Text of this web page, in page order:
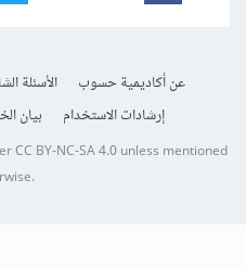
عن أكاديمية حسوب الأسئلة
إرشادات الاستخدام
بيان
CC BY-NC-SA 4.0unless mentioned